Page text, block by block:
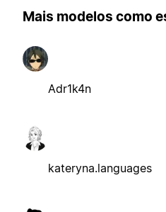
Mais modelos como
Adr1k4n
kateryna.languages